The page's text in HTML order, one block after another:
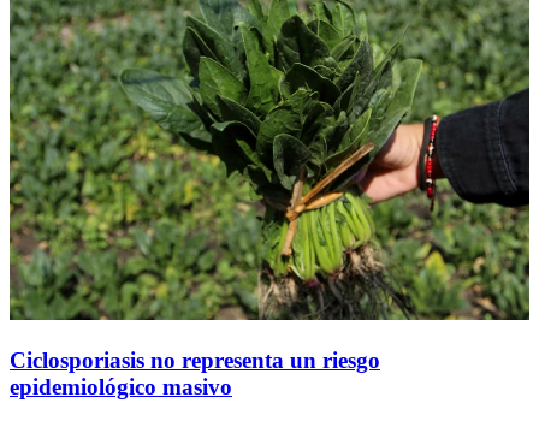
Ciclosporiasis no representa un riesgo
epidemiológico masivo